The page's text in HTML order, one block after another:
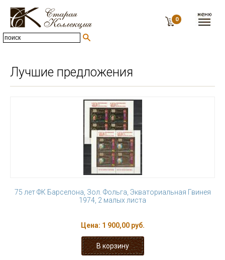
0
Лучшие предложения
75 лет ФК Барселона, Зол. Фольга, Экваториальная Гвинея
1974, 2 малых листа
Цена: 1 900,00 руб.